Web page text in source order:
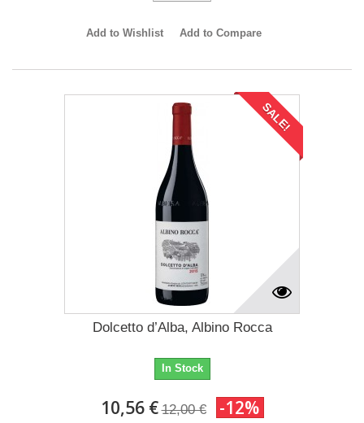
Add to Wishlist Add to Compare
SALE!
Dolcetto d’Alba, Albino Rocca
In Stock
10,56 € 12,00 € -12%